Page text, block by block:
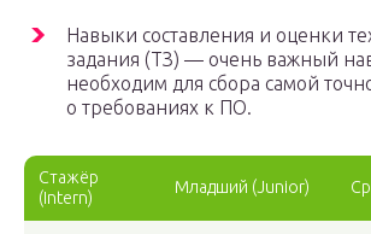
Навыки составления и оценки
задания (ТЗ) — очень важный
необходим для сбора самой
о требованиях к ПО.
Стажёр
(Intern)
Младший (Junior)